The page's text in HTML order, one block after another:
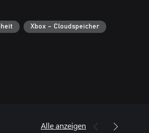
Xbox – Cloudspeicher
Alle anzeigen